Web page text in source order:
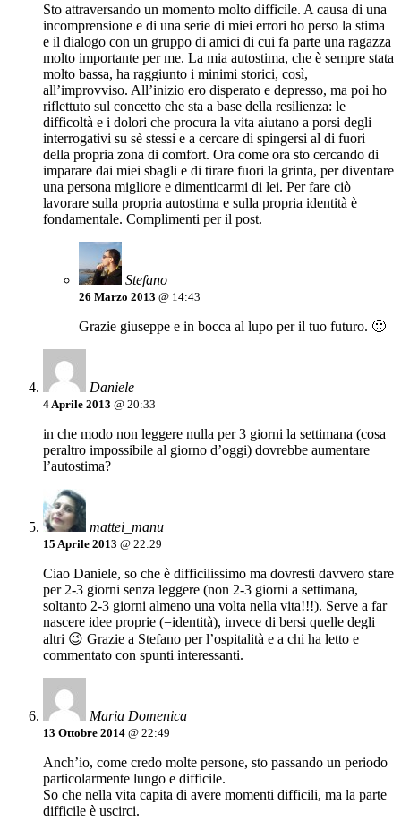
Sto attraversando un momento molto difficile. A causa di una
incomprensione e di una serie di miei errori ho perso la stima
e il dialogo con un gruppo di amici di cui fa parte una ragazza
molto importante per me. La mia autostima, che è sempre stata
molto bassa, ha raggiunto i minimi storici, così,
all’improvviso. All’inizio ero disperato e depresso, ma poi ho
riflettuto sul concetto che sta a base della resilienza: le
difficoltà e i dolori che procura la vita aiutano a porsi degli
interrogativi su sè stessi e a cercare di spingersi al di fuori
della propria zona di comfort. Ora come ora sto cercando di
imparare dai miei sbagli e di tirare fuori la grinta, per diventare
una persona migliore e dimenticarmi di lei. Per fare ciò
lavorare sulla propria autostima e sulla propria identità è
fondamentale. Complimenti per il post.
Stefano
26 Marzo 2013 @ 14:43
Grazie giuseppe e in bocca al lupo per il tuo futuro. 🙂
Daniele
4 Aprile 2013 @ 20:33
in che modo non leggere nulla per 3 giorni la settimana (cosa
peraltro impossibile al giorno d’oggi) dovrebbe aumentare
l’autostima?
mattei_manu
15 Aprile 2013 @ 22:29
Ciao Daniele, so che è difficilissimo ma dovresti davvero stare
per 2-3 giorni senza leggere (non 2-3 giorni a settimana,
soltanto 2-3 giorni almeno una volta nella vita!!!). Serve a far
nascere idee proprie (=identità), invece di bersi quelle degli
altri 😉 Grazie a Stefano per l’ospitalità e a chi ha letto e
commentato con spunti interessanti.
Maria Domenica
13 Ottobre 2014 @ 22:49
Anch’io, come credo molte persone, sto passando un periodo
particolarmente lungo e difficile.
So che nella vita capita di avere momenti difficili, ma la parte
difficile è uscirci.